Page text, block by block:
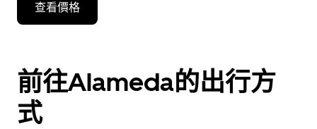
下
箭
咀
鍵，
即
查看價格
前往Alameda的出行方
式